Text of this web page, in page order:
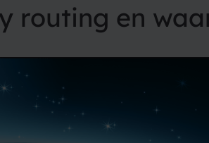
routing en